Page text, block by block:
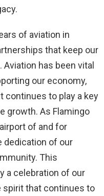
of aviation in
that keep our
has been vital
our economy,
continues to play a key
growth. As Flamingo
of and for
dedication of our
This
a celebration of our
spirit that continues to